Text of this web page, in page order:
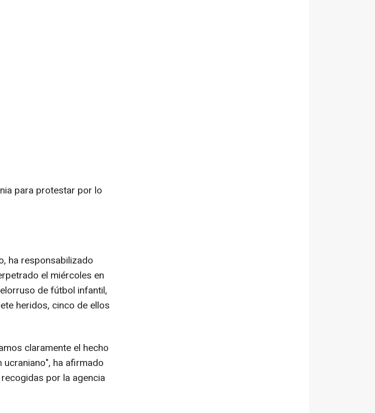
para protestar por lo
ha responsabilizado
el miércoles en
de fútbol infantil,
heridos, cinco de ellos
claramente el hecho
ha afirmado
por la agencia